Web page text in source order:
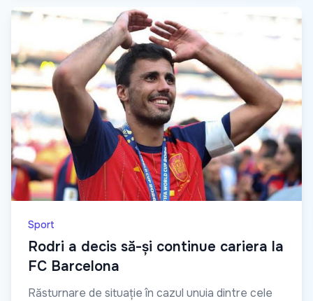
Sport
Rodri a decis să-și continue cariera la
FC Barcelona
Răsturnare de situație în cazul unuia dintre cele